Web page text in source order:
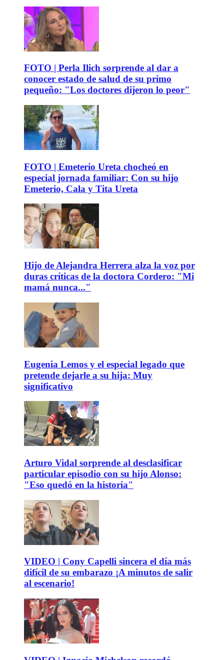
FOTO | Perla Ilich sorprende al dar a
conocer estado de salud de su primo
pequeño: "Los doctores dijeron lo peor"
FOTO | Emeterio Ureta chocheó en
especial jornada familiar: Con su hijo
Emeterio, Cala y Tita Ureta
Hijo de Alejandra Herrera alza la voz por
duras críticas de la doctora Cordero: "Mi
mamá nunca..."
Eugenia Lemos y el especial legado que
pretende dejarle a su hija: Muy
significativo
Arturo Vidal sorprende al desclasificar
particular episodio con su hijo Alonso:
"Eso quedó en la historia"
VIDEO | Cony Capelli sincera el día más
difícil de su embarazo ¡A minutos de salir
al escenario!